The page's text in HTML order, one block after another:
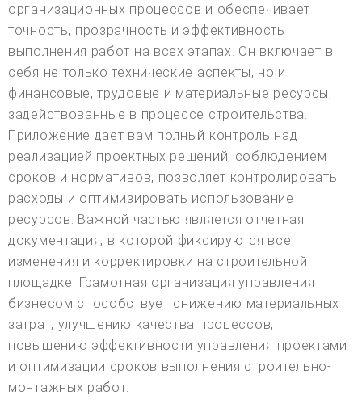
организационных процессов и обеспечивает
точность, прозрачность и эффективность
выполнения работ на всех этапах. Он включает в
себя не только технические аспекты, но и
финансовые, трудовые и материальные ресурсы,
задействованные в процессе строительства.
Приложение дает вам полный контроль над
реализацией проектных решений, соблюдением
сроков и нормативов, позволяет контролировать
расходы и оптимизировать использование
ресурсов. Важной частью является отчетная
документация, в которой фиксируются все
изменения и корректировки на строительной
площадке. Грамотная организация управления
бизнесом способствует снижению материальных
затрат, улучшению качества процессов,
повышению эффективности управления проектами
и оптимизации сроков выполнения строительно-
монтажных работ.